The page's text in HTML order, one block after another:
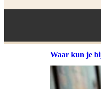
Waar kun je